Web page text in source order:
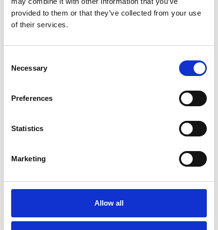
provided to them or that they’ve collected from your use
of their services.
Selection
Necessary
Preferences
Statistics
Marketing
Allow all